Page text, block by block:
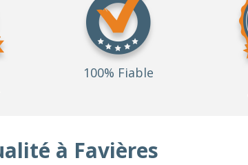
100% Fiable
à Favières